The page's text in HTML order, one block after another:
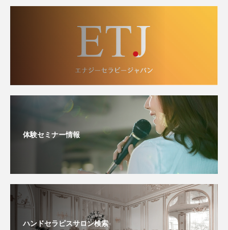
体験セミナー情報
ハンドセラピスサロン検索